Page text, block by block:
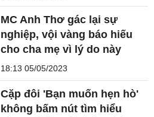
MC Anh Thơ gác lại sự
nghiệp, vội vàng báo hiếu
cho cha mẹ vì lý do này
18:13 05/05/2023
Cặp đôi 'Bạn muốn hẹn hò'
không bấm nút tìm hiểu